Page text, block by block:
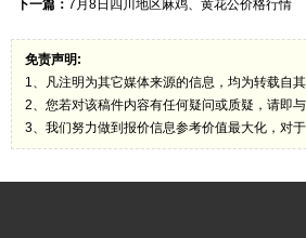
下一篇： 7月8日四川地区麻鸡、黄花公价格行情
免责声明:
1、凡注明为其它媒体来源的信息，均为转载自
2、您若对该稿件内容有任何疑问或质疑，请即
3、我们努力做到报价信息参考价值最大化，对